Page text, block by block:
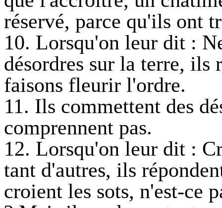
réservé, parce qu'ils ont
10. Lorsqu'on leur dit :
désordres sur la terre,
faisons fleurir l'ordre.
11. Ils commettent des
comprennent pas.
12. Lorsqu'on leur dit :
tant d'autres, ils
croient les sots, n'est-ce